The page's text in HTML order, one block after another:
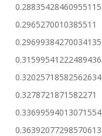
0.28835428460955115
0.2965270010385511
0.29699384270034135
0.31599541222489436
0.32025718582562634
0.3278721871582271
0.33699594013071554
0.36392077298570613